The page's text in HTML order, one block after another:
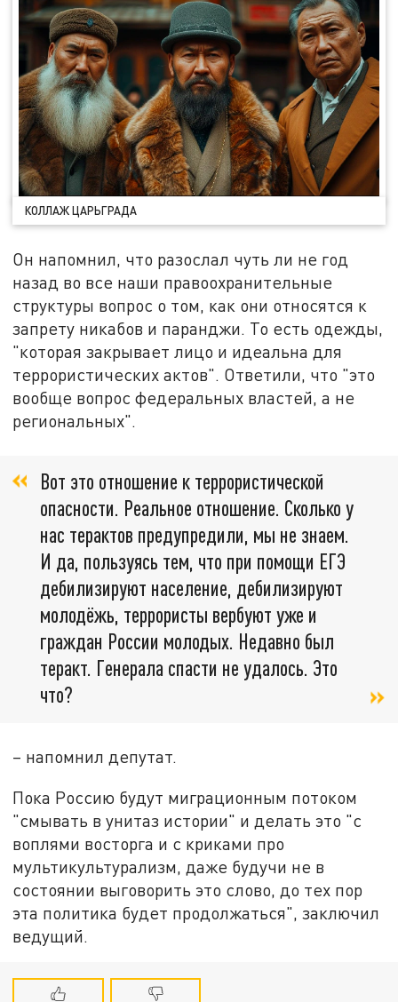
КОЛЛАЖ ЦАРЬГРАДА
Он напомнил, что разослал чуть ли не год
назад во все наши правоохранительные
структуры вопрос о том, как они относятся к
запрету никабов и паранджи. То есть одежды,
"которая закрывает лицо и идеальна для
террористических актов". Ответили, что "это
вообще вопрос федеральных властей, а не
региональных".
Вот это отношение к террористической
опасности. Реальное отношение. Сколько у
нас терактов предупредили, мы не знаем.
И да, пользуясь тем, что при помощи ЕГЭ
дебилизируют население, дебилизируют
молодёжь, террористы вербуют уже и
граждан России молодых. Недавно был
теракт. Генерала спасти не удалось. Это
что?
– напомнил депутат.
Пока Россию будут миграционным потоком
"смывать в унитаз истории" и делать это "с
воплями восторга и с криками про
мультикультурализм, даже будучи не в
состоянии выговорить это слово, до тех пор
эта политика будет продолжаться", заключил
ведущий.